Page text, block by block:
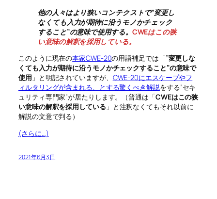
他の人々はより狭いコンテクストで”変更し
なくても入力が期待に沿うモノかチェック
すること”の意味で使用する。 CWEはこの狭
い意味の解釈を採用している。
このように現在の本家CWE-20の用語補足では「”変更しな
くても入力が期待に沿うモノかチェックすること”の意味で
使用 」と明記されていますが、 CWE-20にエスケープやフ
ィルタリングが含まれる、とする驚くべき解説をする”セキ
ュリティ専門家”が居たりします。（普通は「CWEはこの狭
い意味の解釈を採用している 」と注釈なくてもそれ以前に
解説の文意で判る）
(さらに…)
2021年6月3日